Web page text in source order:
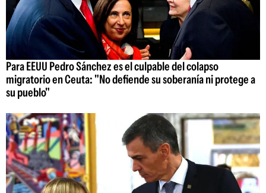
Para EEUU Pedro Sánchez es el culpable del colapso
migratorio en Ceuta: "No defiende su soberanía ni protege a
su pueblo"